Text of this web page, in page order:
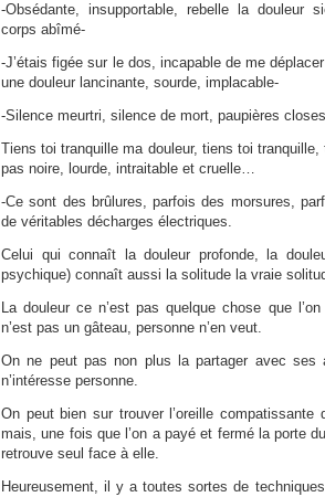
-Obsédante, insupportable, rebelle la douleur
corps abîmé-
-J’étais figée sur le dos, incapable de me
une douleur lancinante, sourde, implacable-
-Silence meurtri, silence de mort, paupières
Tiens toi tranquille ma douleur, tiens toi
pas noire, lourde, intraitable et cruelle…
-Ce sont des brûlures, parfois des morsures,
de véritables décharges électriques.
Celui qui connaît la douleur profonde, la
psychique) connaît aussi la solitude la vraie
La douleur ce n’est pas quelque chose que
n’est pas un gâteau, personne n’en veut.
On ne peut pas non plus la partager avec
n’intéresse personne.
On peut bien sur trouver l’oreille compatissante
mais, une fois que l’on a payé et fermé la porte
retrouve seul face à elle.
Heureusement, il y a toutes sortes de